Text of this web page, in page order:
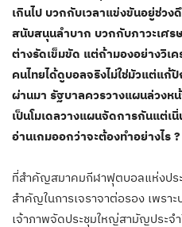
เกินไป บวกกับเวลาแข่งขันอยู่ช่วง
สนับสนุนลำบาก บวกกับภาวะเศ
ต่างรัดเข็มขัด แต่ถ้ามองอย่างวิเ
คนไทยได้ดูบอลจริงไม่ใช่มัวแต่แก้
ผ่านมา รัฐบาลควรวางแผนล่วงห
เป็นโมเดลวางแผนจัดการกันแต่เ
อ่านเกมออกว่าจะต้องทำอย่างไร ?
ที่สำคัญสมาคมกีฬาฟุตบอลแห่งประ
สำคัญในการเจราจาต่อรอง เพรา
เจ้าภาพจัดประชุมใหญ่สามัญประจ